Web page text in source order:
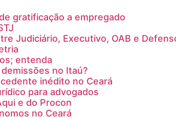
gratificação a empregado
Judiciário, Executivo, OAB e
entenda
no Itaú?
inédito no Ceará
para advogados
e do Procon
no Ceará